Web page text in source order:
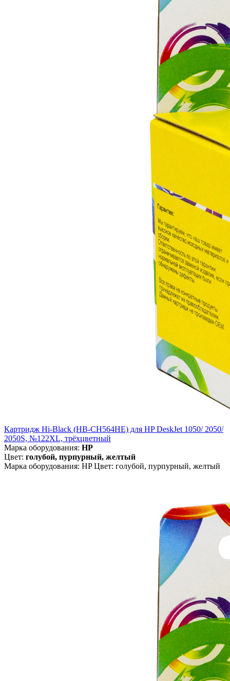
Картридж Hi-Black (HB-CH564HE) для HP DeskJet 1050/ 2050/
2050S, №122XL, трёхцветный
Марка оборудования: HP
Цвет: голубой, пурпурный, желтый
Марка оборудования: HP Цвет: голубой, пурпурный, желтый